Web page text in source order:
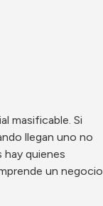
masificable. Si
llegan uno no
quienes
un negocio